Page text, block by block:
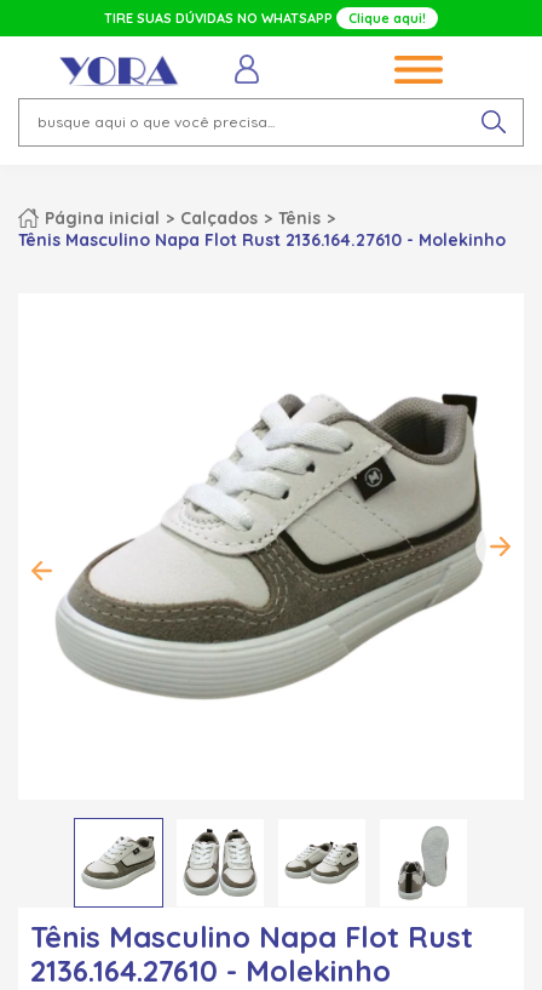
TIRE SUAS DÚVIDAS NO WHATSAPP Clique aqui!
Página inicial Calçados
Tênis
Tênis Masculino Napa Flot Rust 2136.164.27610 - Molekinho
Tênis Masculino Napa Flot Rust
2136.164.27610 - Molekinho